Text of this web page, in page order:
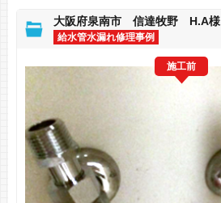
大阪府泉南市 信達牧野 H.A様
給水管水漏れ修理事例
施工前